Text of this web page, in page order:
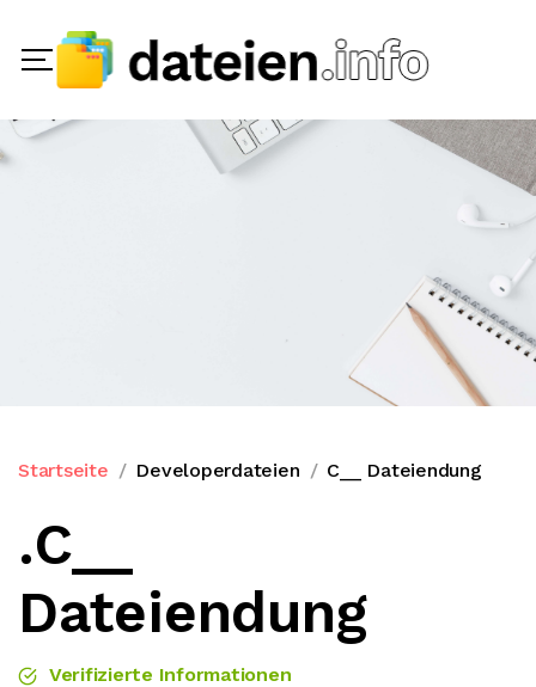
Startseite Developerdateien C__ Dateiendung
.C__
Dateiendung
Verifizierte Informationen